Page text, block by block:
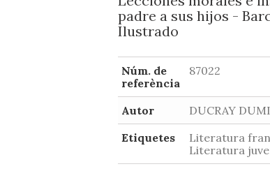
padre a sus hijos -
Ilustrado
Núm. de
referència
87022
Autor
DUCRAY
Etiquetes
Literatura
Literatura